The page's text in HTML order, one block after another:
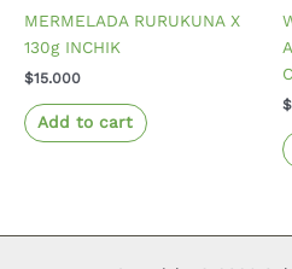
MERMELADA RURUKUNA X
130g INCHIK
$15.000
Add to cart
$